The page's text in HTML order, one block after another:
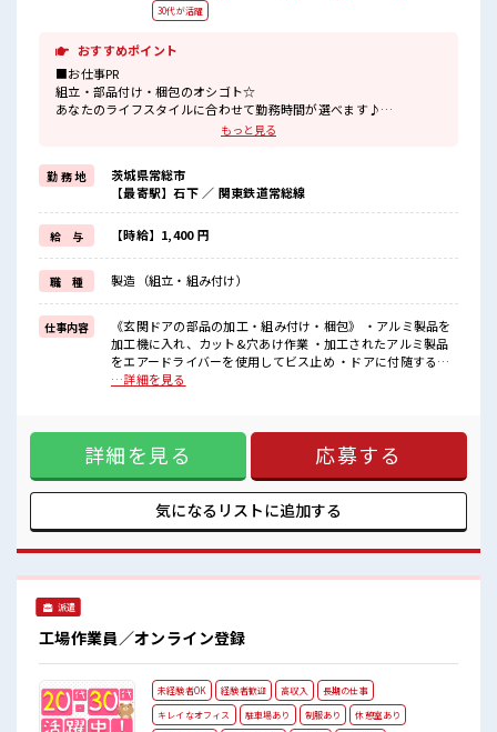
30代が活躍
おすすめポイント
■お仕事PR
組立・部品付け・梱包のオシゴト☆
あなたのライフスタイルに合わせて勤務時間が選べます♪
休日は「土日祝休み&大型連休あり」！
明るすぎたり奇抜すぎはNGですが基本的に髪型自由でOK(詳しくは
担当へ)☆
制服アリなのでナニ着ていこうか朝の悩みが解消♪
制服通勤OK！
最初は誰でも未経験スタート！
イチからスキルUP・ステップUPしていきましょう♪
一息つける休憩スペースもあります！
■職場の雰囲気
《男女スタッフさんが活躍中》フォロー体制ばっちり！
無料駐車場完備！
休憩室完備！
ロッカー完備！
キレイに整備された働きやす職場です！
もっと見る
勤 務 地
茨城県常総市
【最寄駅】石下 ／ 関東鉄道常総線
給 与 【時給】1,400 円
職 種 製造（組立・組み付け）
仕事内容
《玄関ドアの部品の加工・組み付け・梱包》 ・アルミ製品を
加工機に入れ、カット&穴あけ作業 ・加工されたアルミ製品
をエアードライバーを使用してビス止め ・ドアに付随する細
かい備品の組み付け ・完成品の梱包 ■お仕事PR 組立・部品付
プライベートの時間もしっかり確保できますね！ 明るすぎた
り奇抜すぎはNGですが基本的に髪型自由でOK(詳しくは担当
へ)☆ 制服アリなのでナニ着ていこうか朝の悩みが解消♪ 制
服通勤OK！ 最初は誰でも未経験スタート！ イチからスキル
UP・ステップUPしていきましょう♪ 一息つける休憩スペー
スもあります！ ■職場の雰囲気 《男女スタッフさんが活躍
ロッカー完備！ 食堂完備(1食約350円ほど)！ いたるところに
自販機あり！ キレイに整備された働きやす職場です！
…詳細を見る
詳細を見る 応募する
気になるリストに追加する
派遣
工場作業員／オンライン登録
未経験者OK 経験者歓迎 高収入
長期の仕事
キレイなオフィス
駐車場あり 制服あり
休憩室あり